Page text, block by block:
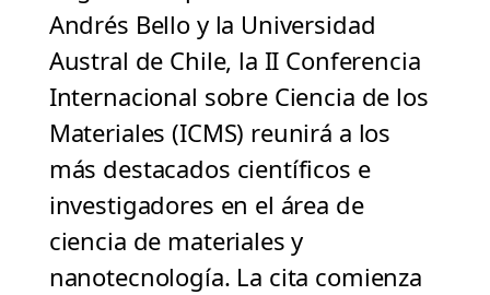
Andrés Bello y la Universidad
Austral de Chile, la II Conferencia
Internacional sobre Ciencia de los
Materiales (ICMS) reunirá a los
más destacados científicos e
investigadores en el área de
ciencia de materiales y
nanotecnología. La cita comienza